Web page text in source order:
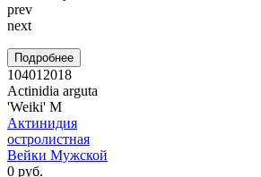
prev
next
Подробнее
104012018
Actinidia arguta
'Weiki' M
Актинидия
остролистная
Вейки Мужской
0 руб.